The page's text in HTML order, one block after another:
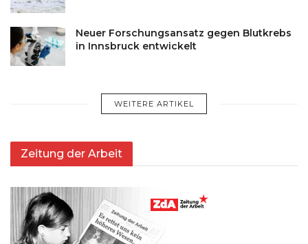
Neuer Forschungsansatz gegen Blutkrebs
in Innsbruck entwickelt
WEITERE ARTIKEL
Zeitung der Arbeit